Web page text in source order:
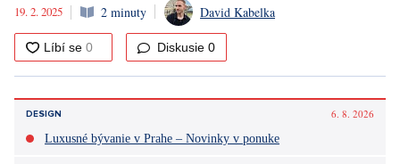
19. 2. 2025
2 minuty David Kabelka
Diskusie 0
DESIGN
6. 8. 2026
Luxusné bývanie v Prahe – Novinky v ponuke